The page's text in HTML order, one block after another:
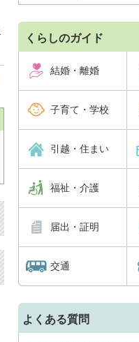
くらしのガイド
結婚・離婚
子育て・学校
引越・住まい
福祉・介護
届出・証明
交通
よくある質問